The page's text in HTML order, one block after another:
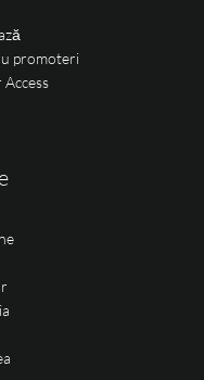
promoteri